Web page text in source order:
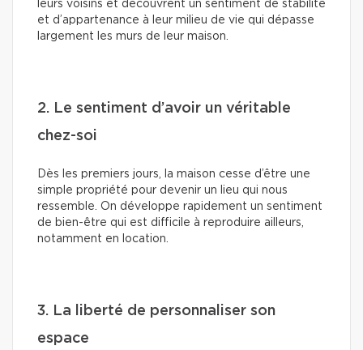
leurs voisins et découvrent un sentiment de stabilité
et d’appartenance à leur milieu de vie qui dépasse
largement les murs de leur maison.
2. Le sentiment d’avoir un véritable
chez-soi
Dès les premiers jours, la maison cesse d’être une
simple propriété pour devenir un lieu qui nous
ressemble. On développe rapidement un sentiment
de bien-être qui est difficile à reproduire ailleurs,
notamment en location.
3. La liberté de personnaliser son
espace